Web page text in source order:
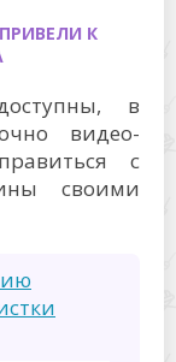
К
в
видео-
с
своими